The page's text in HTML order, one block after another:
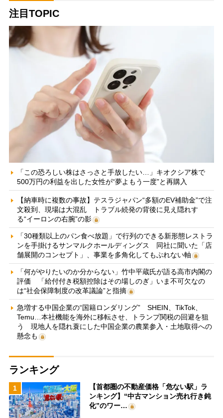
注目TOPIC
「この恐ろしい株はさっさと手放したい…」キオクシア株で
500万円の利益を出した女性が“夢よもう一度”と再購入
【納車時に複数の事故】テスラジャパン“多額のEV補助金”で注
文殺到、現場は大混乱 トラブル続発の背後に見え隠れす
る“イーロンの右腕”の影
「30種類以上のパン食べ放題」で行列のできる新形態レストラ
ンを手掛けるサンマルクホールディングス 同社に聞いた「店
舗展開のコンセプト」、事業を多角化してもぶれない軸
「何がやりたいのか分からない」竹中平蔵氏が語る高市内閣の
評価 「給付付き税額控除はその場しのぎ」いま不可欠なの
は“社会保障制度の改革議論”と指摘
急増する中国企業の“国籍ロンダリング” SHEIN、TikTok、
Temu…本社機能を海外に移転させ、トランプ関税の回避を狙
う 現地人を隠れ蓑にした中国企業の農業参入・土地取得への
懸念も
ランキング
1
【首都圏の不動産価格「危ない駅」ラ
ンキング】“中古マンション売れ行き鈍
化”のワー…